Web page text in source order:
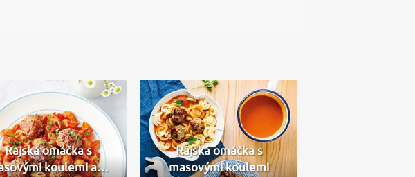
Rajská omáčka s
koulemi a…
Rajská omáčka s
masovými koulemi